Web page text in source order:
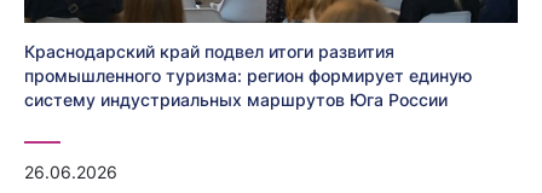
Краснодарский край подвел итоги развития
промышленного туризма: регион формирует единую
систему индустриальных маршрутов Юга России
26.06.2026